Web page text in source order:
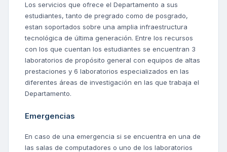
Los servicios que ofrece el Departamento a sus
estudiantes, tanto de pregrado como de posgrado,
estan soportados sobre una amplia infraestructura
tecnológica de última generación. Entre los recursos
con los que cuentan los estudiantes se encuentran 3
laboratorios de propósito general con equipos de altas
prestaciones y 6 laboratorios especializados en las
diferentes áreas de investigación en las que trabaja el
Departamento.
Emergencias
En caso de una emergencia si se encuentra en una de
las salas de computadores o uno de los laboratorios